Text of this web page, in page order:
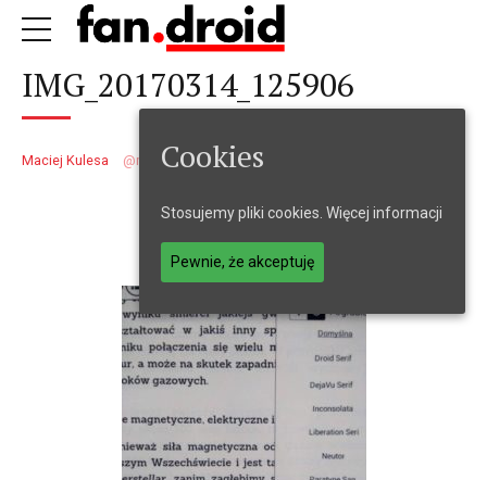
IMG_20170314_125906
Maciej Kulesa maciejkulesa 14 marca 2017
Cookies
Stosujemy pliki cookies. Więcej informacji
Pewnie, że akceptuję